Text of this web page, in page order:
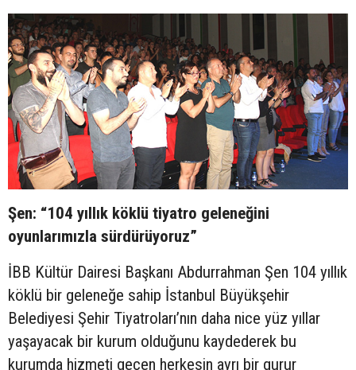
Şen: “104 yıllık köklü tiyatro geleneğini
oyunlarımızla sürdürüyoruz”
İBB Kültür Dairesi Başkanı Abdurrahman Şen 104 yıllık
köklü bir geleneğe sahip İstanbul Büyükşehir
Belediyesi Şehir Tiyatroları’nın daha nice yüz yıllar
yaşayacak bir kurum olduğunu kaydederek bu
kurumda hizmeti geçen herkesin ayrı bir gurur